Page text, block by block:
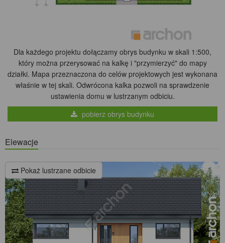
Dla każdego projektu dołączamy obrys budynku w skali 1:500,
który można przerysować na kalkę i "przymierzyć" do mapy
działki. Mapa przeznaczona do celów projektowych jest wykonana
właśnie w tej skali. Odwrócona kalka pozwoli na sprawdzenie
ustawienia domu w lustrzanym odbiciu.
pobierz obrys budynku
Elewacje
Pokaż lustrzane odbicie